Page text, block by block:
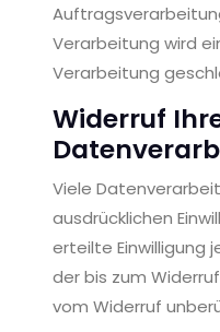
Verarbeitung wird
Verarbeitung
Widerruf
Viele
ausdrücklichen
erteilte Einwilligung
der bis zum
vom Widerruf